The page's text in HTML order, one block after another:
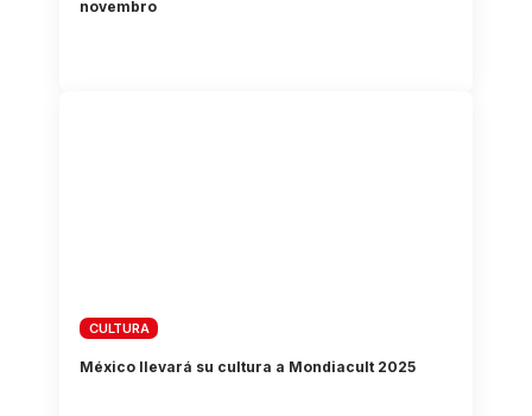
novembro
CULTURA
México llevará su cultura a Mondiacult 2025